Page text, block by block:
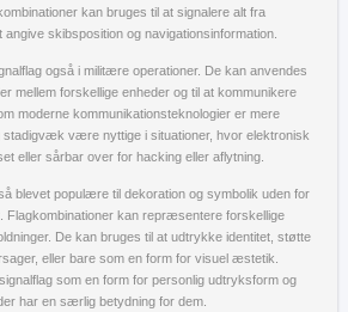
kan bruges til at signalere alt fra
skibsposition og navigationsinformation.
også i militære operationer. De kan anvendes
mellem forskellige enheder og til at kommunikere
moderne kommunikationsteknologier er mere
stadigvæk være nyttige i situationer, hvor elektronisk
eller sårbar over for hacking eller aflytning.
blevet populære til dekoration og symbolik uden for
Flagkombinationer kan repræsentere forskellige
De kan bruges til at udtrykke identitet, støtte
eller bare som en form for visuel æstetik.
som en form for personlig udtryksform og
har en særlig betydning for dem.